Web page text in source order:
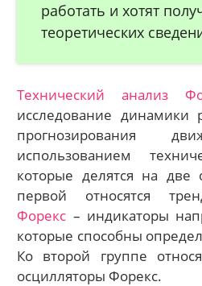
работать и хотят
теоретических
Технический анализ
исследование динамики
прогнозирования
использованием
которые делятся на
первой относятся
Форекс – индикаторы
которые способны
Ко второй группе
осцилляторы Форекс.